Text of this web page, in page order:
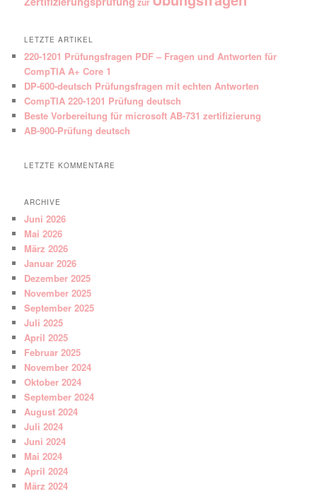
zur
LETZTE ARTIKEL
220-1201 Prüfungsfragen PDF – Fragen und Antworten für
CompTIA A+ Core 1
DP-600-deutsch Prüfungsfragen mit echten Antworten
CompTIA 220-1201 Prüfung deutsch
Beste Vorbereitung für microsoft AB-731 zertifizierung
AB-900-Prüfung deutsch
LETZTE KOMMENTARE
ARCHIVE
Juni 2026
Mai 2026
März 2026
Januar 2026
Dezember 2025
November 2025
September 2025
Juli 2025
April 2025
Februar 2025
November 2024
Oktober 2024
September 2024
August 2024
Juli 2024
Juni 2024
Mai 2024
April 2024
März 2024